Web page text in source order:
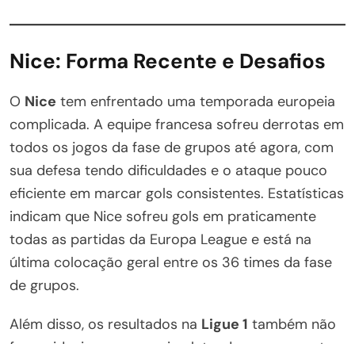
Nice: Forma Recente e Desafios
O Nice tem enfrentado uma temporada europeia
complicada. A equipe francesa sofreu derrotas em
todos os jogos da fase de grupos até agora, com
sua defesa tendo dificuldades e o ataque pouco
eficiente em marcar gols consistentes. Estatísticas
indicam que Nice sofreu gols em praticamente
todas as partidas da Europa League e está na
última colocação geral entre os 36 times da fase
de grupos.
Além disso, os resultados na Ligue 1 também não